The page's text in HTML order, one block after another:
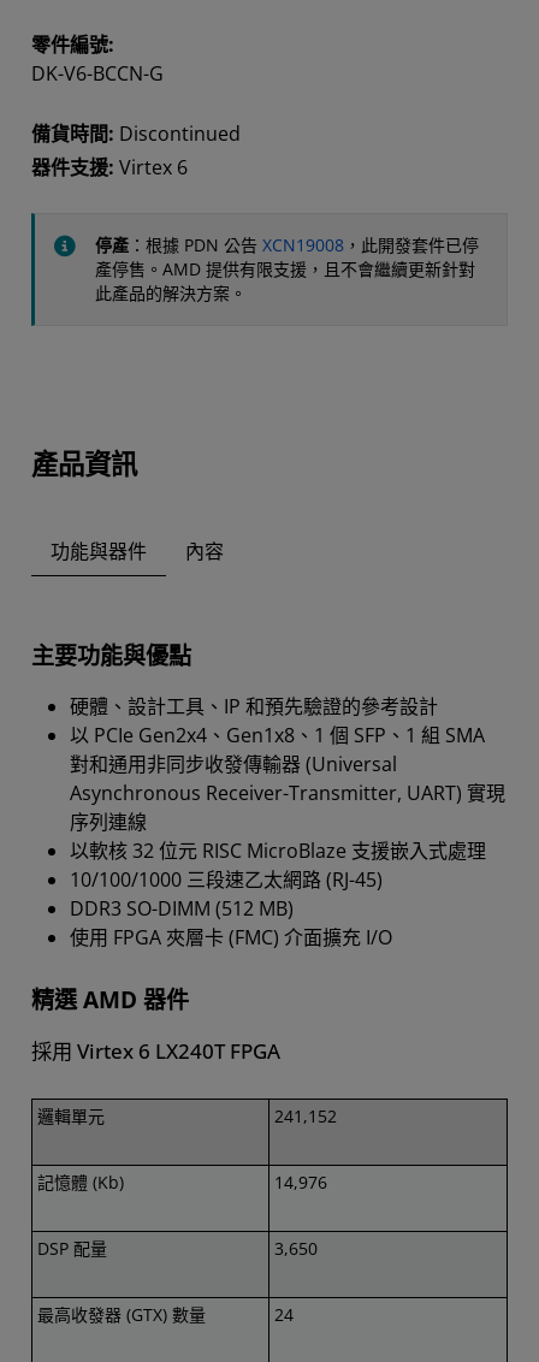
零件編號:
DK-V6-BCCN-G
備貨時間: Discontinued
器件支援: Virtex 6
停產 ：根據 PDN 公告 XCN19008 ，此開發套件已停
產停售。AMD 提供有限支援，且不會繼續更新針對
此產品的解決方案。
產品資訊
功能與器件 內容
主要功能與優點
硬體、設計工具、IP 和預先驗證的參考設計
以 PCIe Gen2x4、Gen1x8、1 個 SFP、1 組 SMA
對和通用非同步收發傳輸器 (Universal
Asynchronous Receiver-Transmitter, UART) 實現
序列連線
以軟核 32 位元 RISC MicroBlaze 支援嵌入式處理
10/100/1000 三段速乙太網路 (RJ-45)
DDR3 SO-DIMM (512 MB)
使用 FPGA 夾層卡 (FMC) 介面擴充 I/O
精選 AMD 器件
採用 Virtex 6 LX240T FPGA
邏輯單元 241,152
記憶體 (Kb) 14,976
DSP 配量 3,650
最高收發器 (GTX) 數量 24